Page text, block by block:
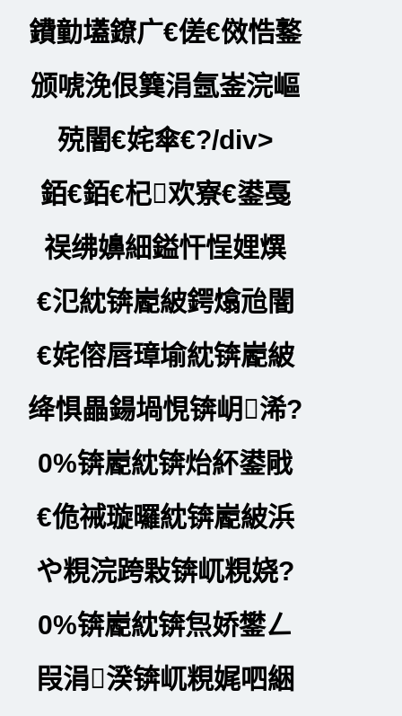
鐨勭壒鐐广€傞€傚悎鐜
颁唬浼佷簨涓氬崟浣嶇
殑闇€姹傘€?/div>
銆€銆€杞欢寮€鍙戞
祦绋嬶細鎰忓悜娌熼
€氾紞锛嶏紴鍔熻兘闇
€姹傛唇璋堬紞锛嶏紴
绛惧畾鍚堝悓锛岄浠?
0%锛嶏紞锛炲紑鍙戙
€佹祴璇曪紞锛嶏紴浜
や粯浣跨敤锛屼粯娆?
0%锛嶏紞锛炰娇鐢ㄥ
叚涓湀锛屼粯娓呬綑